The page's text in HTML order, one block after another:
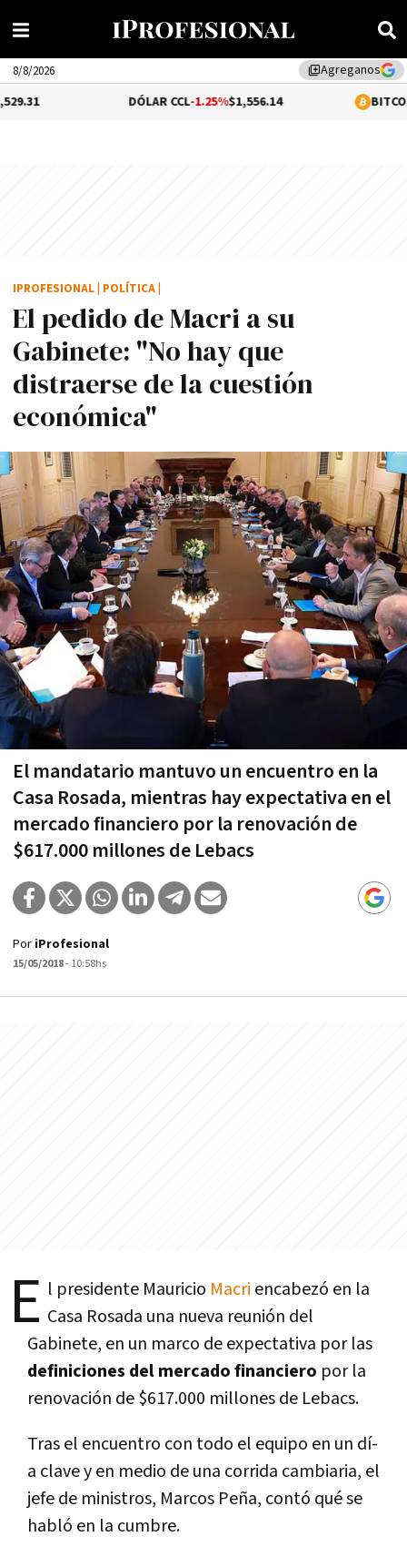
library_addAgreganos
8/8/2026
-1.25%$1,556.14 0.14%
El pedido de Macri a su
Gabinete: "No hay que
distraerse de la cuestión
económica"
El mandatario mantuvo un encuentro en la
Casa Rosada, mientras hay expectativa en el
mercado financiero por la renovación de
$617.000 millones de Lebacs
IPROFESIONAL POLÍTICA
Por iProfesional
15/05/2018- 10:58hs
E l presidente Mauricio Macri encabezó en la
Casa Rosada una nueva reunión del
Gabinete, en un marco de expectativa por las
definiciones del mercado financiero por la
renovación de $617.000 millones de Lebacs.
Tras el encuentro con todo el equipo en un dí­
a clave y en medio de una corrida cambiaria, el
jefe de ministros, Marcos Peña, contó qué se
habló en la cumbre.